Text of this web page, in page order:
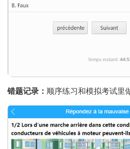
错题记录： 顺序练习和模拟考试里